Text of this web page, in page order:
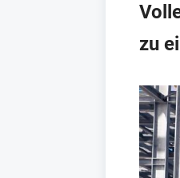
zu